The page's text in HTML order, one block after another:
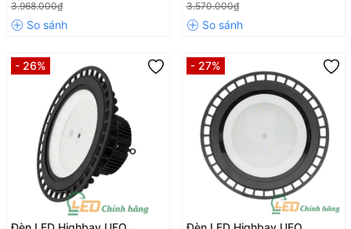
3.968.000₫ 3.570.000₫
- 26% - 27%